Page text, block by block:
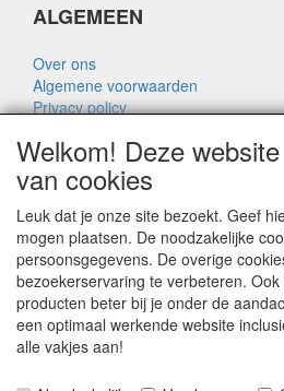
ALGEMEEN
Over ons
Algemene voorwaarden
Privacy policy
Over Rik Thijssen
ALGEMEEN
www.rikthijssenshop.nl
logistiek door OTOPARTS BV
Welkom! Deze
van cookies
Leuk dat je onze site bezoekt. Geef
mogen plaatsen. De noodzakelijke
persoonsgegevens. De overige
bezoekerservaring te verbeteren.
producten beter bij je onder de
een optimaal werkende website
alle vakjes aan!